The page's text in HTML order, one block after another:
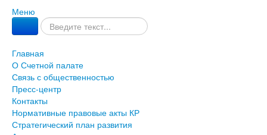
Меню
Главная
О Счетной палате
Связь с общественностью
Пресс-центр
Контакты
Нормативные правовые акты КР
Стратегический план развития